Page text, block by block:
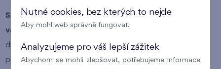
Snadno si tak můžete vybrat byt, který odpovídá
vašim požadavkům
(lokalita, typ vlastnictví bytu,
dispozice bytu, plocha bytu a cena bytu). Pokud si v
přehledu nabízených bytů kliknete na číslo konkrétního
Nutné cookies, bez kterých to nejde
Aby mohl web správně fungovat.
Analyzujeme pro váš lepší zážitek
Abychom se mohli zlepšovat, potřebujeme informace